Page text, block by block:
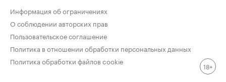
Информация об ограничениях
О соблюдении авторских прав
Пользовательское соглашение
Политика в отношении обработки персональных данных
Политика обработки файлов cookie
18+